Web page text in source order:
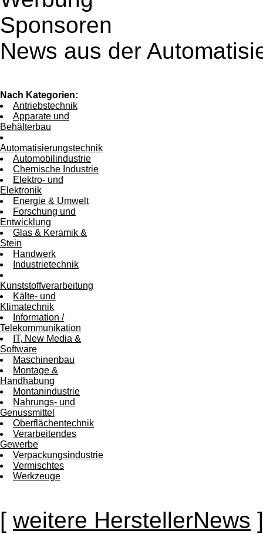
Sponsoren
News aus der
Nach Kategorien:
Antriebstechnik
Apparate und
Behälterbau
Automatisierungstechnik
Automobilindustrie
Chemische Industrie
Elektro- und
Elektronik
Energie & Umwelt
Forschung und
Entwicklung
Glas & Keramik &
Stein
Handwerk
Industrietechnik
Kunststoffverarbeitung
Kälte- und
Klimatechnik
Information /
Telekommunikation
IT, New Media &
Software
Maschinenbau
Montage &
Handhabung
Montanindustrie
Nahrungs- und
Genussmittel
Oberflächentechnik
Verarbeitendes
Gewerbe
Verpackungsindustrie
Vermischtes
Werkzeuge
[ weitere HerstellerNews